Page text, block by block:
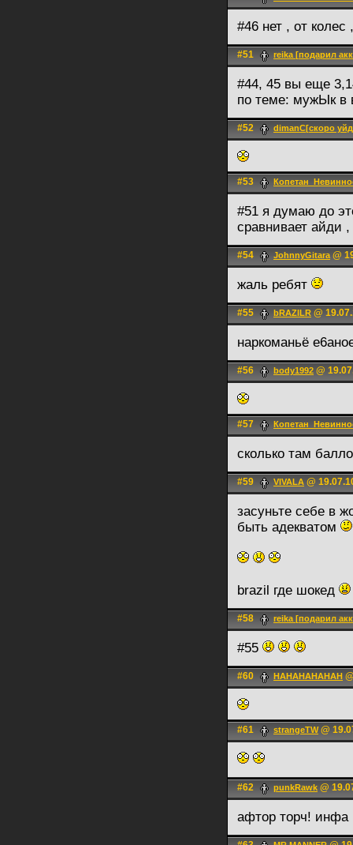
#46 нет , от
#51 reika [подарил
#44, 45 вы еще
по теме: мужЫк
#52 dimanC[скоро
#53
#51 я думаю до
сравнивает айди
#54 JohnnyGitara@
жаль ребят
#55 bRAZILR @
наркоманьё
#56 body1992 @
#57
сколько там
#59 VIVALA @
засуньте себе в
быть адекватом
brazil где шокед
#58 reika [подарил
#55
#60 HAHAHAHAHAH
#61 strangeTW@
#62 punkRawk @
афтор торч! инфа